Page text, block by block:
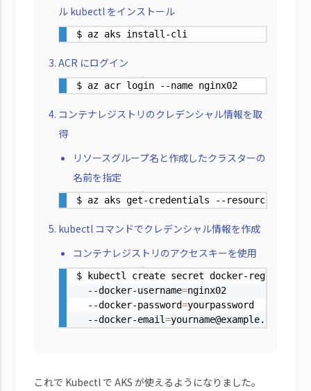
ル kubectl をインストール
$ az aks install-cli
ACR にログイン
$ az acr login --name nginx02
コンテナレジストリのクレデンシャル情報を取
得
リソースグループ名と作成したクラスターの
名前を指定
$ az aks get-credentials --resource-group
kubectl コマンドでクレデンシャル情報を作成
コンテナレジストリのアクセスキーを使用
$ kubectl create secret docker-registry
  --docker-username
=nginx02
  --docker-password
=yourpassword
  --docker-email
=yourname@example.jp
これで Kubectl で AKS が使えるようになりました。